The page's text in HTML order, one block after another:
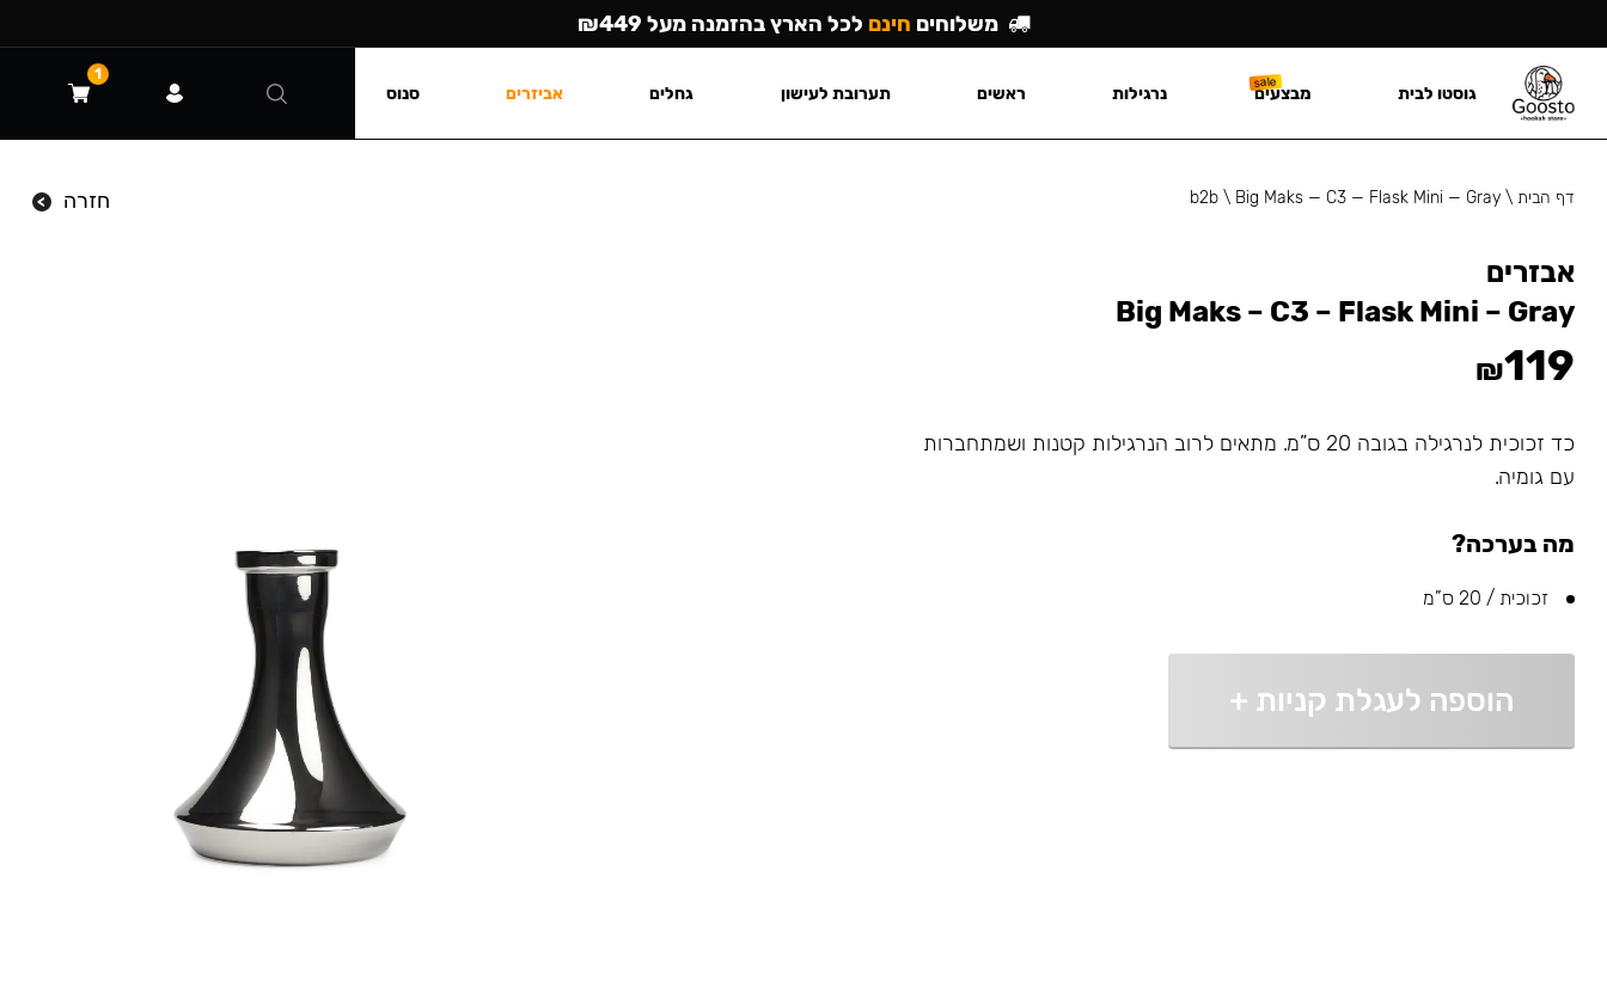
דף הבית\
b2b \ Big Maks — C3 — Flask Mini — Gray חזרה
אבזרים
Big Maks – C3 – Flask Mini – Gray
₪119
כד זכוכית לנרגילה בגובה 20 ס”מ. מתאים לרוב הנרגילות קטנות ושמתחברות
עם גומיה.
מה בערכה?
זכוכית / 20 ס”מ
הוספה לעגלת קניות +
משלוחים חינם לכל הארץ בהזמנה מעל ₪449
גוסטו לבית מבצעים נרגילות ראשים תערובת לעישון גחלים אביזרים סנוס
1